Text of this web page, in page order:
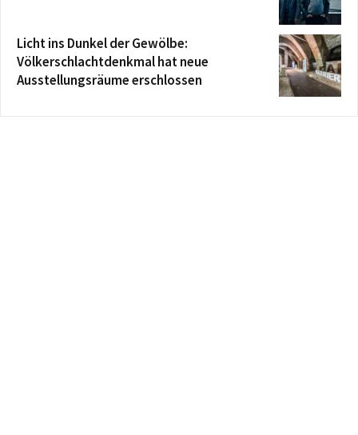
Licht ins Dunkel der Gewölbe:
Völkerschlachtdenkmal hat neue
Ausstellungsräume erschlossen